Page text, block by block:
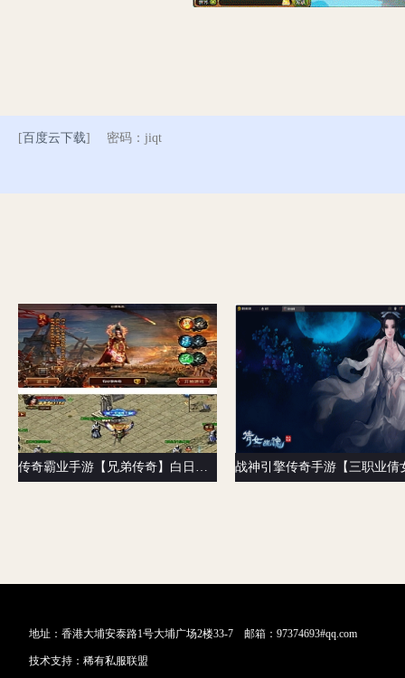
[ 百度云下载] 密码：jiqt
传奇霸业手游【兄弟传奇】白日门一键即玩服务端+GM后台+外网教程
地址：香港大埔安泰路1号大埔广场2楼33-7 邮箱：97374693#qq.com
技术支持： 稀有私服联盟